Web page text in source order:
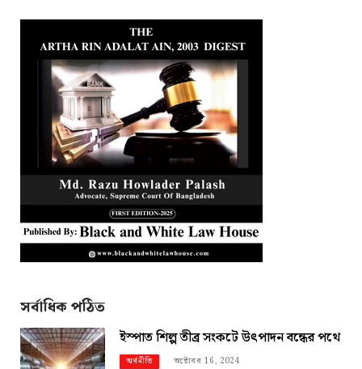
সর্বাধিক পঠিত
ইস্পাত শিল্প তীব্র সংকটে উৎপাদন বন্ধের পথে
অর্থনীতি অক্টোবর 16, 2024